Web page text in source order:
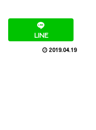
LINE
2019.04.19